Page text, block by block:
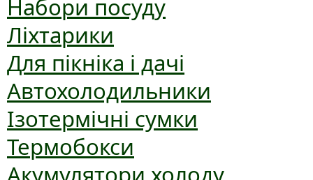
Набори посуду
Ліхтарики
Для пікніка і дачі
Автохолодильники
Ізотермічні сумки
Термобокси